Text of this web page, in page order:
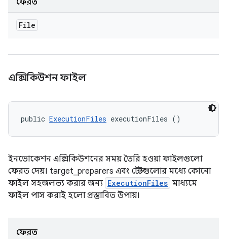
ফেরত
File
এক্সিকিউশন ফাইল
public ExecutionFiles executionFiles ()
ইনভোকেশন এক্সিকিউশনের সময় তৈরি হওয়া ফাইলগুলো
ফেরত দেয়। target_preparers এবং টেস্টগুলোর মধ্যে কোনো
ফাইল সহজলভ্য করার জন্য ExecutionFiles মাধ্যমে
ফাইল পাস করাই হলো প্রস্তাবিত উপায়।
ফেরত